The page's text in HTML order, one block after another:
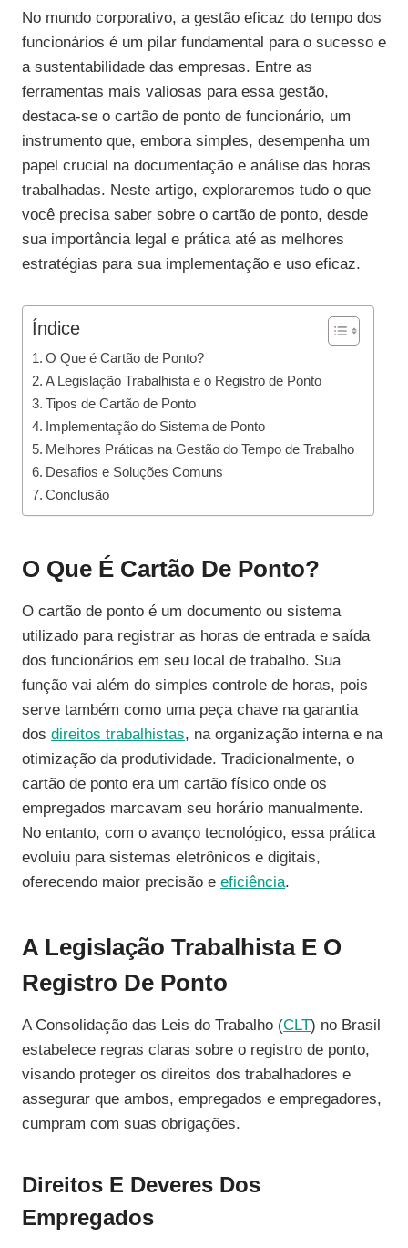
No mundo corporativo, a gestão eficaz do tempo dos
funcionários é um pilar fundamental para o sucesso e
a sustentabilidade das empresas. Entre as
ferramentas mais valiosas para essa gestão,
destaca-se o cartão de ponto de funcionário, um
instrumento que, embora simples, desempenha um
papel crucial na documentação e análise das horas
trabalhadas. Neste artigo, exploraremos tudo o que
você precisa saber sobre o cartão de ponto, desde
sua importância legal e prática até as melhores
estratégias para sua implementação e uso eficaz.
Índice
O Que é Cartão de Ponto?
A Legislação Trabalhista e o Registro de Ponto
Tipos de Cartão de Ponto
Implementação do Sistema de Ponto
Melhores Práticas na Gestão do Tempo de Trabalho
Desafios e Soluções Comuns
Conclusão
O Que É Cartão De Ponto?
O cartão de ponto é um documento ou sistema
utilizado para registrar as horas de entrada e saída
dos funcionários em seu local de trabalho. Sua
função vai além do simples controle de horas, pois
serve também como uma peça chave na garantia
dos direitos trabalhistas, na organização interna e na
otimização da produtividade. Tradicionalmente, o
cartão de ponto era um cartão físico onde os
empregados marcavam seu horário manualmente.
No entanto, com o avanço tecnológico, essa prática
evoluiu para sistemas eletrônicos e digitais,
oferecendo maior precisão e eficiência.
A Legislação Trabalhista E O
Registro De Ponto
A Consolidação das Leis do Trabalho (CLT) no Brasil
estabelece regras claras sobre o registro de ponto,
visando proteger os direitos dos trabalhadores e
assegurar que ambos, empregados e empregadores,
cumpram com suas obrigações.
Direitos E Deveres Dos
Empregados